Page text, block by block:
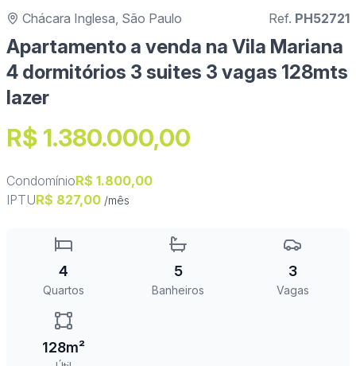
Chácara Inglesa, São Paulo Ref. PH52721
Apartamento a venda na Vila Mariana
4 dormitórios 3 suites 3 vagas 128mts
lazer
R$ 1.380.000,00
CondomínioR$ 1.800,00
IPTUR$ 827,00 /mês
4
Quartos
5
Banheiros
3
Vagas
128m²